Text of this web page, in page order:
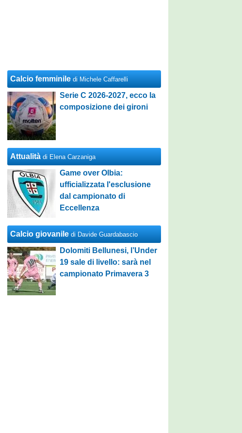
Calcio femminile di Michele Caffarelli
Serie C 2026-2027, ecco la
composizione dei gironi
Attualità di Elena Carzaniga
Game over Olbia:
ufficializzata l'esclusione
dal campionato di
Eccellenza
Calcio giovanile di Davide Guardabascio
Dolomiti Bellunesi, l’Under
19 sale di livello: sarà nel
campionato Primavera 3